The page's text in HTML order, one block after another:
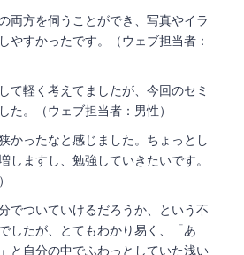
両方を伺うことができ、写真やイラ
やすかったです。（ウェブ担当者：
て軽く考えてましたが、今回のセミ
た。（ウェブ担当者：男性）
かったなと感じました。ちょっとし
しますし、勉強していきたいです。
でついていけるだろうか、という不
したが、とてもわかり易く、「あ
と自分の中でふわっとしていた浅い